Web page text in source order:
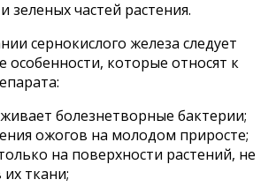
зеленых частей растения.
сернокислого железа следует
особенности, которые относят к
болезнетворные бактерии;
ожогов на молодом приросте;
на поверхности растений, не
ткани;